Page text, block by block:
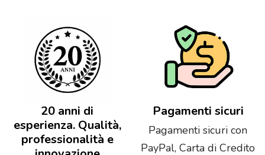
20 anni di
esperienza. Qualità,
professionalità e
Pagamenti sicuri
Pagamenti sicuri con
PayPal, Carta di Credito